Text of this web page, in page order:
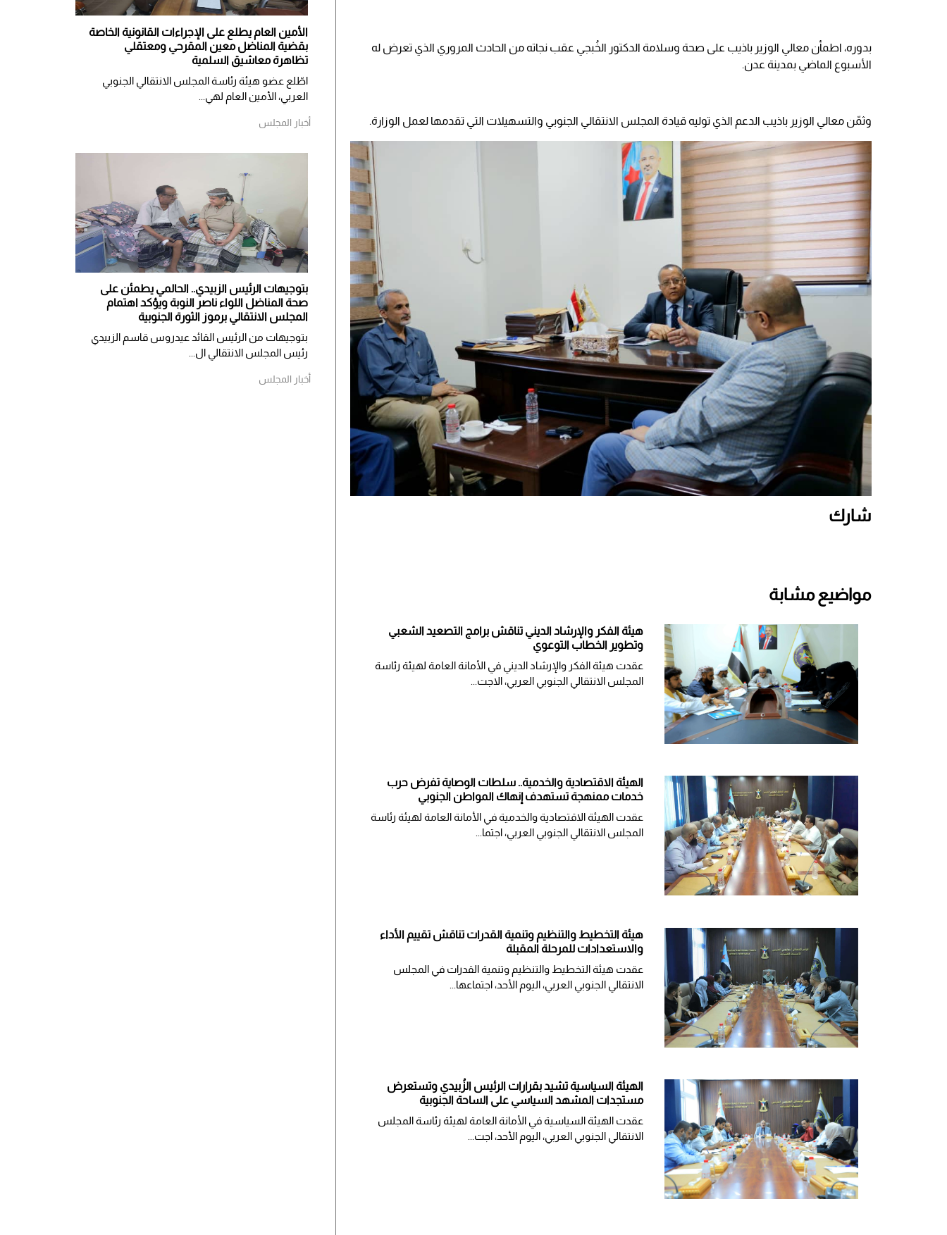
بدوره، اطمأن معالي الوزير باذيب على صحة وسلامة الدكتور الخُبجي عقب نجاته من الحادث المروري الذي تعرض له
الأسبوع الماضي بمدينة عدن.
وثمّن معالي الوزير باذيب الدعم الذي توليه قيادة المجلس الانتقالي الجنوبي والتسهيلات التي تقدمها لعمل الوزارة.
شارك
مواضيع مشابة
هيئة الفكر والإرشاد الديني تناقش برامج التصعيد الشعبي
وتطوير الخطاب التوعوي
عقدت هيئة الفكر والإرشاد الديني في الأمانة العامة لهيئة رئاسة
المجلس الانتقالي الجنوبي العربي، الاجت...
الهيئة الاقتصادية والخدمية.. سلطات الوصاية تفرض حرب
خدمات ممنهجة تستهدف إنهاك المواطن الجنوبي
عقدت الهيئة الاقتصادية والخدمية في الأمانة العامة لهيئة رئاسة
المجلس الانتقالي الجنوبي العربي، اجتما...
هيئة التخطيط والتنظيم وتنمية القدرات تناقش تقييم الأداء
والاستعدادات للمرحلة المقبلة
عقدت هيئة التخطيط والتنظيم وتنمية القدرات في المجلس
الانتقالي الجنوبي العربي، اليوم الأحد، اجتماعها...
الهيئة السياسية تشيد بقرارات الرئيس الزُبيدي وتستعرض
مستجدات المشهد السياسي على الساحة الجنوبية
عقدت الهيئة السياسية في الأمانة العامة لهيئة رئاسة المجلس
الانتقالي الجنوبي العربي، اليوم الأحد، اجت...
الأمين العام يطلع على الإجراءات القانونية الخاصة
بقضية المناضل معين المقرحي ومعتقلي
تظاهرة معاشيق السلمية
اطّلع عضو هيئة رئاسة المجلس الانتقالي الجنوبي
العربي، الأمين العام لهي...
أخبار المجلس
بتوجيهات الرئيس الزبيدي.. الحالمي يطمئن على
صحة المناضل اللواء ناصر النوبة ويؤكد اهتمام
المجلس الانتقالي برموز الثورة الجنوبية
بتوجيهات من الرئيس القائد عيدروس قاسم الزبيدي
رئيس المجلس الانتقالي ال...
أخبار المجلس